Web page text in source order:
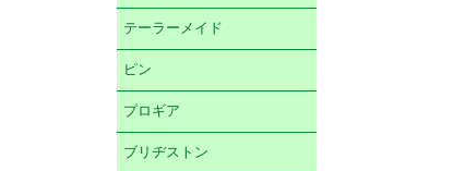
テーラーメイド
ピン
プロギア
ブリヂストン